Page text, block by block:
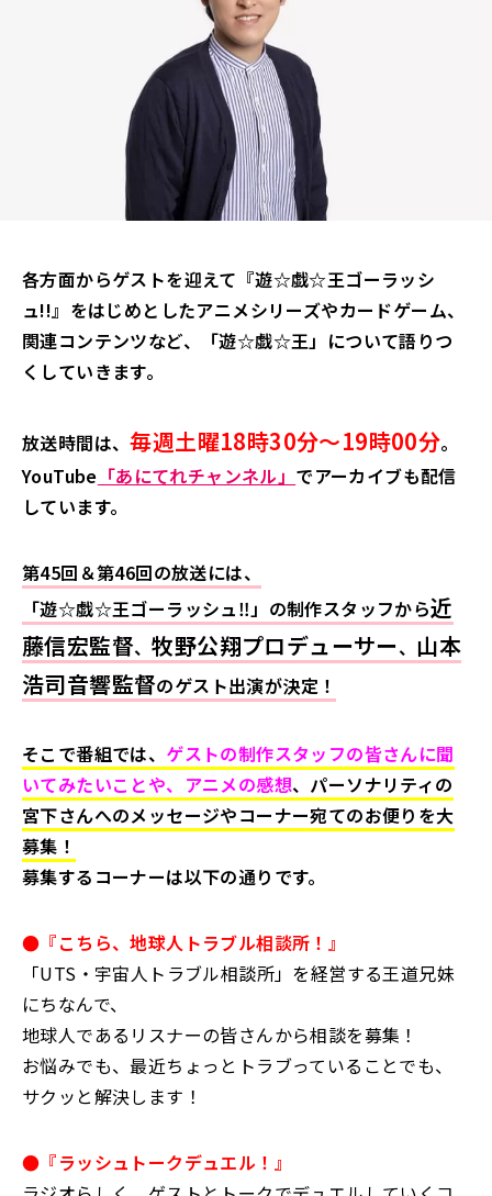
各方面からゲストを迎えて『遊☆戯☆王ゴーラッシ
ュ!!』をはじめとしたアニメシリーズやカードゲーム、
関連コンテンツなど、「遊☆戯☆王」について語りつ
くしていきます。
放送時間は、毎週土曜18時30分～19時00分。
YouTube 「あにてれチャンネル」 でアーカイブも配信
しています。
第45回＆第46回の放送には、
「遊☆戯☆王ゴーラッシュ‼」の制作スタッフから近
藤信宏監督、牧野公翔プロデューサー、 山本
浩司音響監督のゲスト出演が決定！
そこで番組では、 ゲストの制作スタッフの皆さんに聞
いてみたいことや、アニメの感想、パーソナリティの
宮下さんへのメッセージやコーナー宛てのお便りを大
募集！
募集するコーナーは以下の通りです。
●『こちら、地球人トラブル相談所！』
「UTS・宇宙人トラブル相談所」を経営する王道兄妹
にちなんで、
地球人であるリスナーの皆さんから相談を募集！
お悩みでも、最近ちょっとトラブっていることでも、
サクッと解決します！
●『ラッシュトークデュエル！』